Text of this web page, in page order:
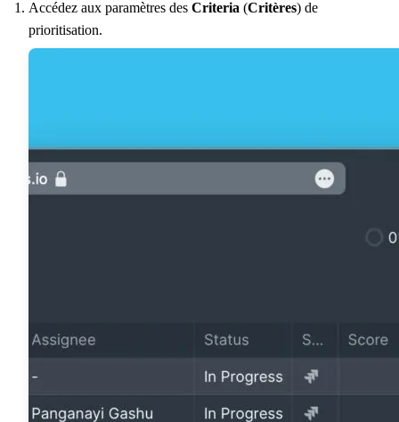
Accédez aux paramètres des Criteria (Critères) de
prioritisation.